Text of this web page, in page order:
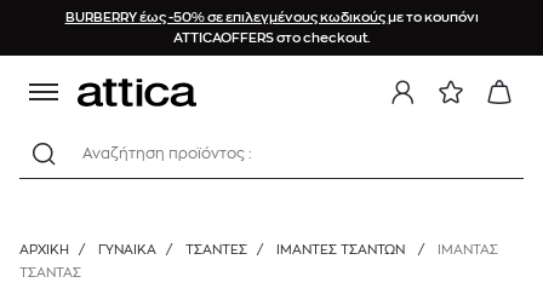
BURBERRY έως -50% σε επιλεγμένους κωδικούςμε το κουπόνι
ATTICAOFFERS στο checkout.
Αναζήτηση προϊόντος :
ΑΡΧΙΚΉ / ΓΥΝΑΙΚΑ / ΤΣΑΝΤΕΣ / ΙΜΆΝΤΕΣ ΤΣΑΝΤΏΝ /
ΙΜΑΝΤΑΣ
ΤΣΑΝΤΑΣ